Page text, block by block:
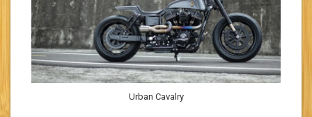
Urban Cavalry